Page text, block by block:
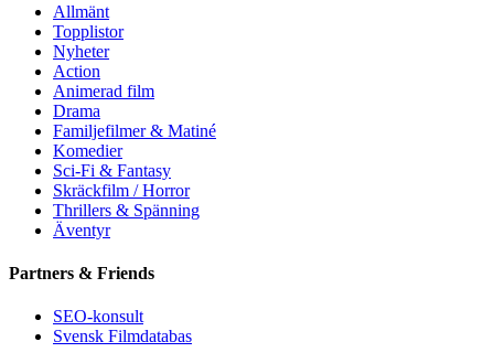
Allmänt
Topplistor
Nyheter
Action
Animerad film
Drama
Familjefilmer & Matiné
Komedier
Sci-Fi & Fantasy
Skräckfilm / Horror
Thrillers & Spänning
Äventyr
Partners & Friends
SEO-konsult
Svensk Filmdatabas